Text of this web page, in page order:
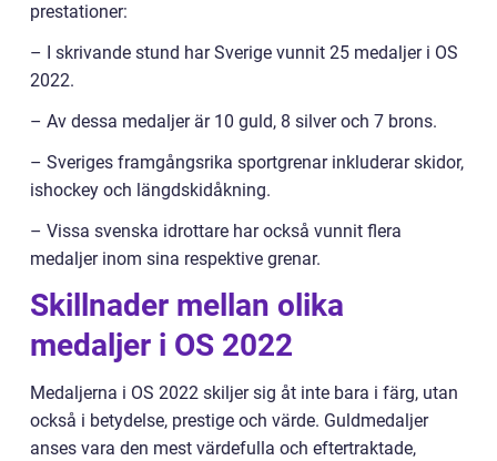
prestationer:
– I skrivande stund har Sverige vunnit 25 medaljer i OS
2022.
– Av dessa medaljer är 10 guld, 8 silver och 7 brons.
– Sveriges framgångsrika sportgrenar inkluderar skidor,
ishockey och längdskidåkning.
– Vissa svenska idrottare har också vunnit flera
medaljer inom sina respektive grenar.
Skillnader mellan olika
medaljer i OS 2022
Medaljerna i OS 2022 skiljer sig åt inte bara i färg, utan
också i betydelse, prestige och värde. Guldmedaljer
anses vara den mest värdefulla och eftertraktade,